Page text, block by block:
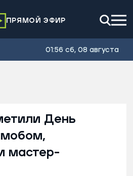
ПРЯМОЙ ЭФИР
01:56 сб, 08 августа
День
мастер-